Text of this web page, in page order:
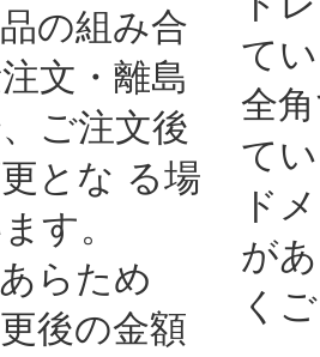
の組み合
文・離島
ご注文後
とな る場
す。
らため
後の金額
て
全
て
ド
が
く